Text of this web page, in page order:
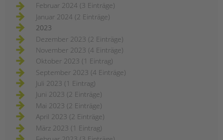
Februar 2024 (3 Einträge)
Januar 2024 (2 Einträge)
2023
Dezember 2023 (2 Einträge)
November 2023 (4 Einträge)
Oktober 2023 (1 Eintrag)
September 2023 (4 Einträge)
Juli 2023 (1 Eintrag)
Juni 2023 (2 Einträge)
Mai 2023 (2 Einträge)
April 2023 (2 Einträge)
März 2023 (1 Eintrag)